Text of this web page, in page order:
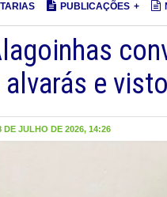
PUBLICAÇÕES
e
DE JULHO DE 2026, 14:26